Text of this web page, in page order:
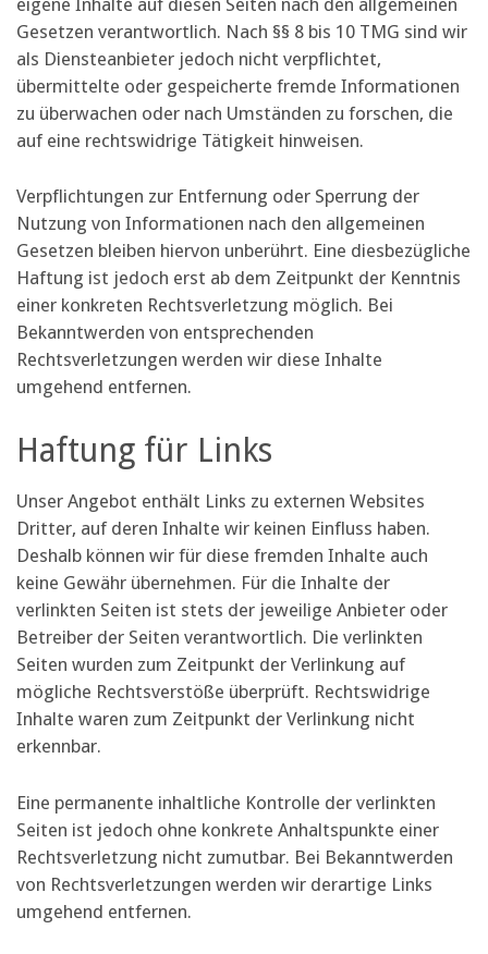
Gesetzen verantwortlich. Nach §§ 8 bis 10 TMG sind wir
als Diensteanbieter jedoch nicht verpflichtet,
übermittelte oder gespeicherte fremde Informationen
zu überwachen oder nach Umständen zu forschen, die
auf eine rechtswidrige Tätigkeit hinweisen.
Verpflichtungen zur Entfernung oder Sperrung der
Nutzung von Informationen nach den allgemeinen
Gesetzen bleiben hiervon unberührt. Eine diesbezügliche
Haftung ist jedoch erst ab dem Zeitpunkt der Kenntnis
einer konkreten Rechtsverletzung möglich. Bei
Bekanntwerden von entsprechenden
Rechtsverletzungen werden wir diese Inhalte
umgehend entfernen.
Haftung für Links
Unser Angebot enthält Links zu externen Websites
Dritter, auf deren Inhalte wir keinen Einfluss haben.
Deshalb können wir für diese fremden Inhalte auch
keine Gewähr übernehmen. Für die Inhalte der
verlinkten Seiten ist stets der jeweilige Anbieter oder
Betreiber der Seiten verantwortlich. Die verlinkten
Seiten wurden zum Zeitpunkt der Verlinkung auf
mögliche Rechtsverstöße überprüft. Rechtswidrige
Inhalte waren zum Zeitpunkt der Verlinkung nicht
erkennbar.
Eine permanente inhaltliche Kontrolle der verlinkten
Seiten ist jedoch ohne konkrete Anhaltspunkte einer
Rechtsverletzung nicht zumutbar. Bei Bekanntwerden
von Rechtsverletzungen werden wir derartige Links
umgehend entfernen.